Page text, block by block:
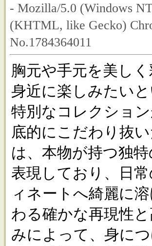
- Mozilla/5.0 (Windows
(KHTML, like Gecko)
No.1784364011
胸元や手元を美し
身近に楽しみたい
特別なコレクショ
底的にこだわり抜
は、本物が持つ独
表現しており、日
ィネートへ綺麗に
わる確かな再現性
みによって、身に